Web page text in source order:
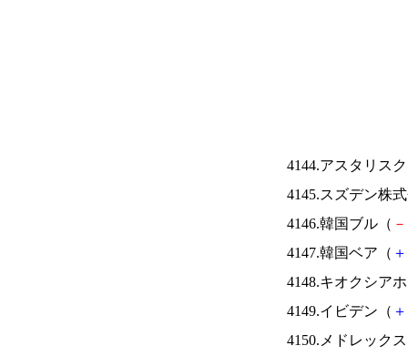
4144.アスタリス
4145.スズデン株
4146.韓国ブル（ －
4147.韓国ベア（ ＋
4148.キオクシア
4149.イビデン（ ＋
4150.メドレック